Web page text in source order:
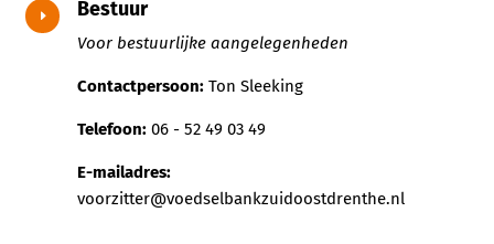
E Bestuur
Voor bestuurlijke aangelegenheden
Contactpersoon:Ton Sleeking
Telefoon: 06 - 52 49 03 49
E-mailadres:
voorzitter@voedselbankzuidoostdrenthe.nl